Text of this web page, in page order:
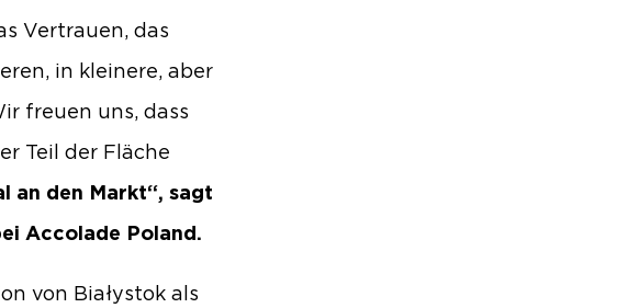
Vertrauen, das
in kleinere, aber
freuen uns, dass
Teil der Fläche
an den Markt“, sagt
Accolade Poland.
von Białystok als